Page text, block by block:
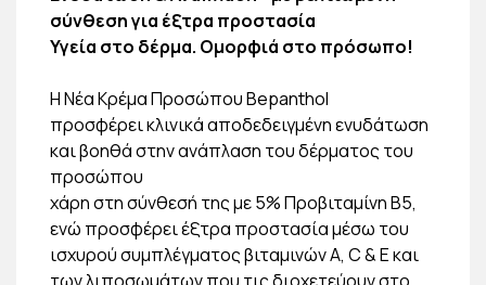
σύνθεση για έξτρα προστασία
Υγεία στο δέρμα. Ομορφιά στο πρόσωπο!
Η Νέα Κρέμα Προσώπου Bepanthol
προσφέρει κλινικά αποδεδειγμένη ενυδάτωση
και βοηθά στην ανάπλαση του δέρματος του
προσώπου
χάρη στη σύνθεσή της με 5% Προβιταμίνη Β5,
ενώ προσφέρει έξτρα προστασία μέσω του
ισχυρού συμπλέγματος βιταμινών A, C & E και
των λιποσωμάτων που τις διοχετεύουν στο